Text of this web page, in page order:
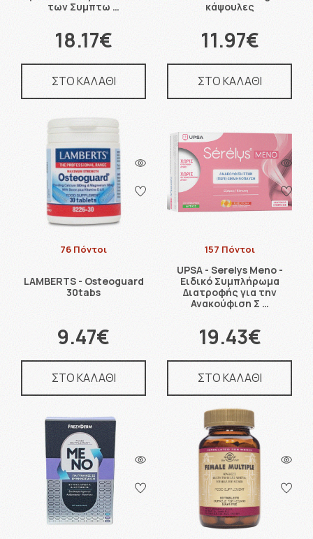
των Συμπτω …
18.17€
ΣΤΟ ΚΑΛΑΘΙ
κάψουλες
11.97€
ΣΤΟ ΚΑΛΑΘΙ
76 Πόντοι
LAMBERTS - Osteoguard
30tabs
9.47€
ΣΤΟ ΚΑΛΑΘΙ
157 Πόντοι
UPSA - Serelys Meno -
Ειδικό Συμπλήρωμα
Διατροφής για την
Ανακούφιση Σ …
19.43€
ΣΤΟ ΚΑΛΑΘΙ